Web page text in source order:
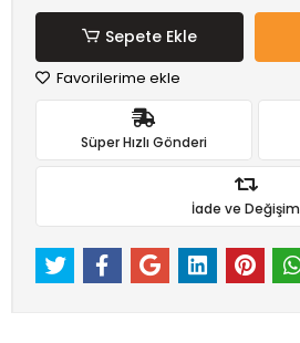
Sepete Ekle
Favorilerime ekle
Süper Hızlı Gönderi
İade ve Değişim